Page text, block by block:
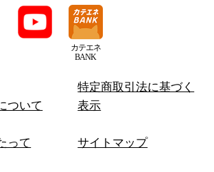
カテエネ
BANK
ついて
特定商取引法に基づく
表示
って サイトマップ